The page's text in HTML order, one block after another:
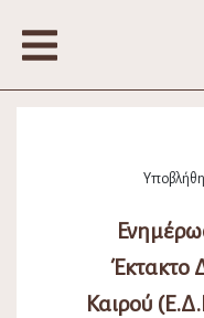
Έκτακτο
Καιρού